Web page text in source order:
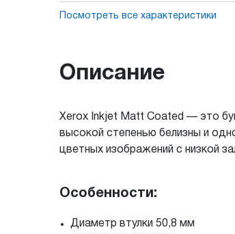
Посмотреть все характеристики
Описание
Xerox Inkjet Matt Coated — это
высокой степенью белизны и
цветных изображений с низкой
Особенности:
Диаметр втулки 50,8 мм